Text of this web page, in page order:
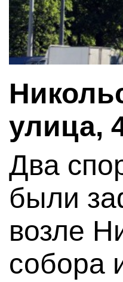
улица,
Два
были
возле
собора